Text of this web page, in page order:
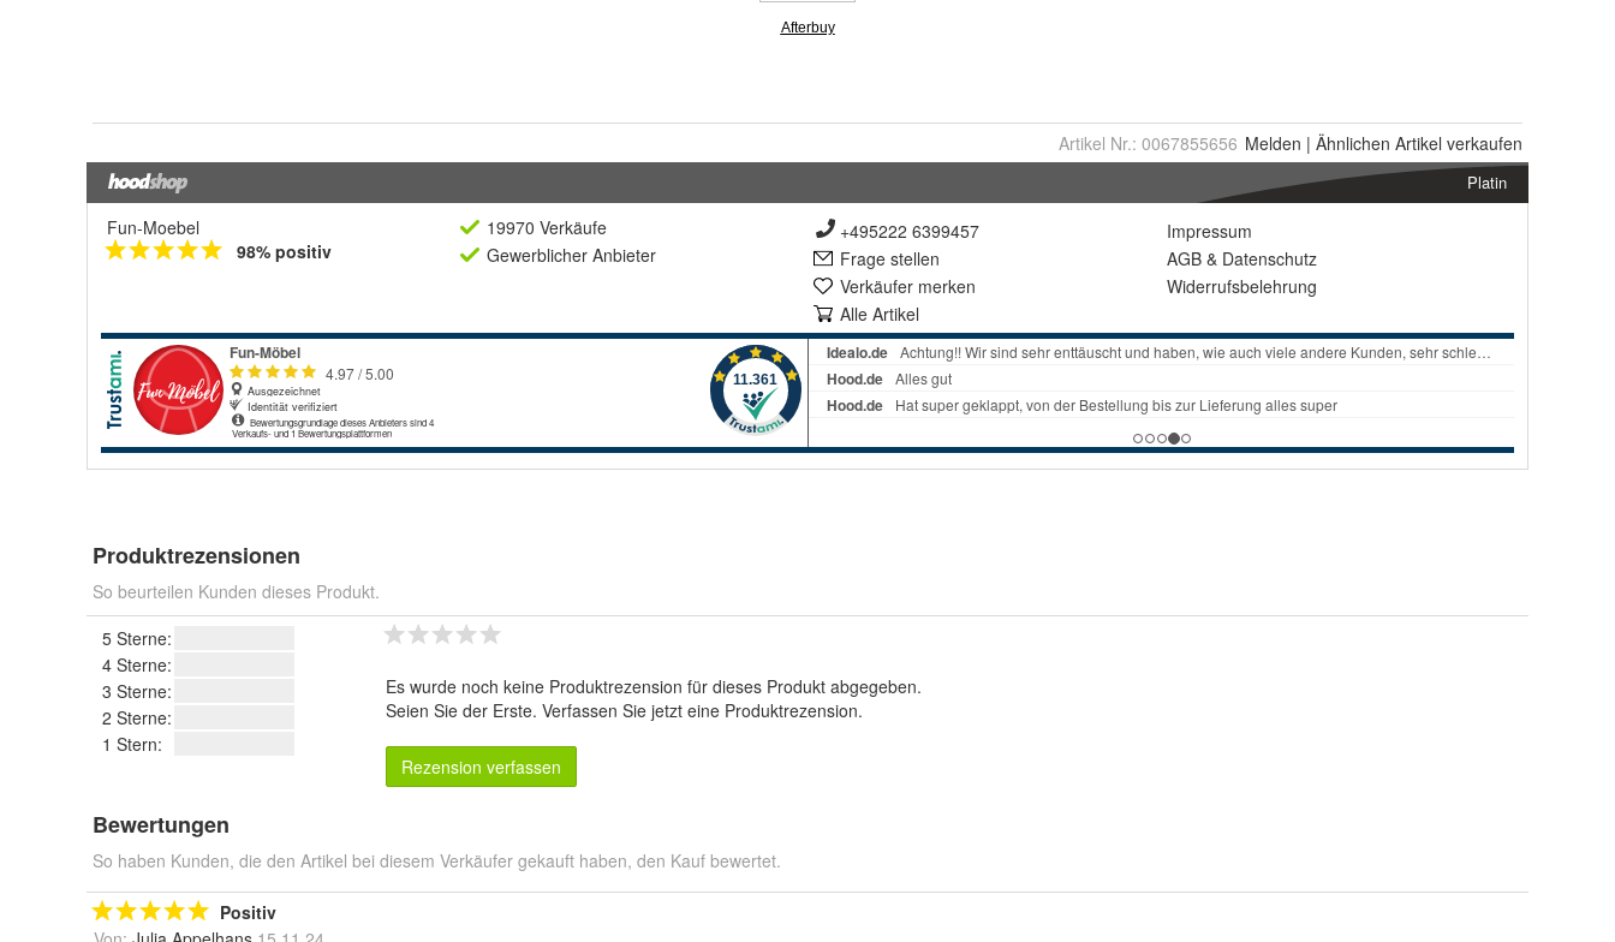
Artikel Nr.: 0067855656 Melden | Ähnlichen Artikel verkaufen
Platin
Fun-Moebel
98% positiv
19970 Verkäufe
Gewerblicher Anbieter
+495222 6399457
Frage stellen
Verkäufer merken
Alle Artikel
Impressum
AGB & Datenschutz
Widerrufsbelehrung
Produktrezensionen
So beurteilen Kunden dieses Produkt.
5 Sterne:
4 Sterne:
3 Sterne:
2 Sterne:
1 Stern:
Es wurde noch keine Produktrezension für dieses Produkt abgegeben.
Seien Sie der Erste. Verfassen Sie jetzt eine Produktrezension.
Rezension verfassen
Bewertungen
So haben Kunden, die den Artikel bei diesem Verkäufer gekauft haben, den Kauf bewertet.
Positiv